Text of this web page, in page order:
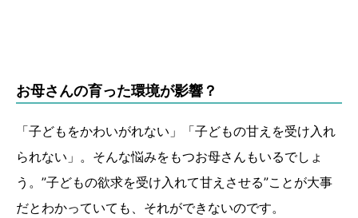
お母さんの育った環境が影響？
「子どもをかわいがれない」「子どもの甘えを受け入れ
られない」。そんな悩みをもつお母さんもいるでしょ
う。”子どもの欲求を受け入れて甘えさせる”ことが大事
だとわかっていても、それができないのです。